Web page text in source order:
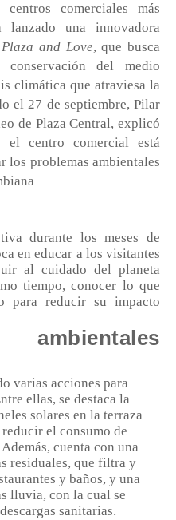
comerciales más
lanzado una innovadora
Plaza and Love, que busca
del medio
climática que atraviesa la
el 27 de septiembre, Pilar
de Plaza Central, explicó
el centro comercial está
los problemas ambientales
durante los meses de
en educar a los visitantes
al cuidado del planeta
tiempo, conocer lo que
para reducir su impacto
varias acciones para
ellas, se destaca la
solares en la terraza
el consumo de
cuenta con una
residuales, que filtra y
y baños, y una
lluvia, con la cual se
sanitarias.